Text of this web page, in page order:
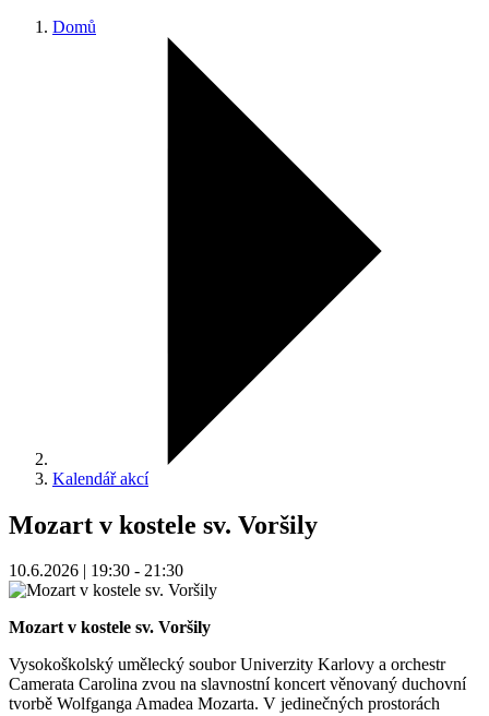
Domů
Kalendář akcí
Mozart v kostele sv. Voršily
10.6.2026 | 19:30 - 21:30
Mozart v kostele sv. Voršily
Vysokoškolský umělecký soubor Univerzity Karlovy a orchestr
Camerata Carolina zvou na slavnostní koncert věnovaný duchovní
tvorbě Wolfganga Amadea Mozarta. V jedinečných prostorách